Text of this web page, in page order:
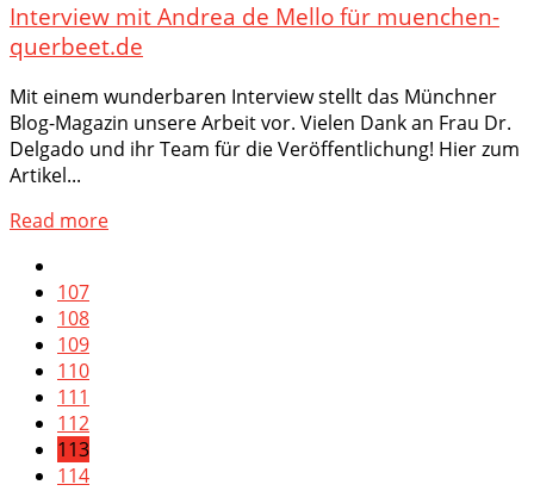
Interview mit Andrea de Mello für muenchen-
querbeet.de
Mit einem wunderbaren Interview stellt das Münchner
Blog-Magazin unsere Arbeit vor. Vielen Dank an Frau Dr.
Delgado und ihr Team für die Veröffentlichung! Hier zum
Artikel...
Read more
107
108
109
110
111
112
113
114